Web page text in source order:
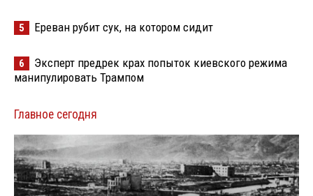
5 Ереван рубит сук, на котором сидит
6
Эксперт предрек крах попыток киевского режима
манипулировать Трампом
Главное сегодня